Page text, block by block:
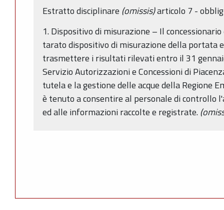
Estratto disciplinare (omissis)articolo 7 -
1. Dispositivo di misurazione – Il
tarato dispositivo di misurazione della portata
trasmettere i risultati rilevati entro il 31
Servizio Autorizzazioni e Concessioni di
tutela e la gestione delle acque della Regione
è tenuto a consentire al personale di controllo
ed alle informazioni raccolte e registrate.